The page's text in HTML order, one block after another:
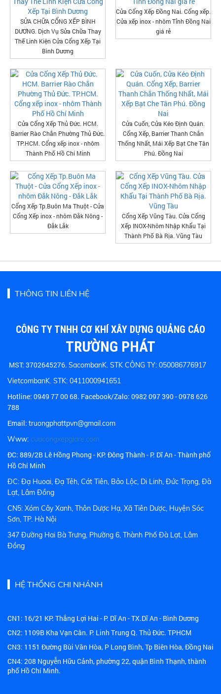
SỬA CHỮA CỔNG XẾP BÌNH
DƯƠNG. Dịch Vụ Sửa Chữa Thay
Thế Linh Kiện Cửa Cổng Xếp Tại
Bình Dương
Cửa Cổng Xếp Đồng Nai. Cổng xếp.
Cửa xếp inox - nhôm Tỉnh Đồng Nai
giá rẻ
Cửa Cổng Xếp Thủ Đức. HCM.
Barrier Rào Chắn Phường Thủ Đức.
TP.HCM. Cổng xếp inox - nhôm
Thành Phố Hồ Chí Minh
Cửa Cuốn, Cửa Kéo Định Quán.
Cổng Xếp, Barrier Thanh Chắn
Thống Nhất, Mái Xếp Bạt Che Tân
Phú. Đồng Nai
Cổng Xếp Tp.Buôn Ma Thuột - Cửa
Cổng Xếp inox - nhôm Đắk Nông -
Đắk Lắk
Cổng Xếp Vũng Tàu. Cửa Cổng
Xếp INOX-Nhôm Nhập Khẩu Tại
Thành Phố Bà Rịa. Vũng Tàu
THÔNG TIN LIÊN HỆ
CÔNG TY TNHH CƠ KHÍ XÂY DỰNG QUẢNG CÁO
TRƯỜNG PHÁT
MST: 3702645276. SacombanK. STK CÔNG TY: 050086776917
VietcombanK. STK: 0411000941651
Hotline: 0949 77 00 68. Facebook/Zalo: 0982 097 390 - 0978 626
788
Email: truongphattpvn@gmail.com
Www: cuacongxepgiare.com
ĐC: 889/2B Lê Hồng Phong - KP. Đông Thành - P. Dĩ An - Thành phố
Hồ Chí Minh
ĐC: Đạ Huoai, Đạ Tẻh, Cát Tiên, Bảo Lộc, Di Linh, Đức Trọng, Đà
Lạt, Lâm Đồng
CN5: Xóm Cây Xanh, Thôn Dược Hạ, Xã Tiên Dược, Huyện Sóc
Sơn, TP. Hà Nội
347 Đường Hai Bà Trưng, Phường 6, Thành Phố Đà Lạt, Lâm
Đồng
HỆ THỐNG CHI NHÁNH
CN1: 16/21 KP. Thắng Lợi Hai - P. Dĩ An - TX.Dĩ An - Bình Dương
CN2: 1109B Kha Vạn Cân. P. Linh Trung Q. Thủ Đức. TPHCM
CN3: 1151 Đường Bùi Văn Hòa, P Long Bình, Tp Biên Hòa, Đồng Nai
CN4: 208 Nguyễn Hữu Cảnh, phường 22, quận Bình Thạnh, thành
phố Hồ Chí Minh.